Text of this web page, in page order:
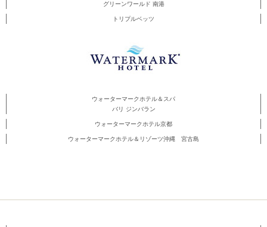
グリーンワールド 南港
トリプルベッツ
ウォーターマークホテル＆スパ
バリ ジンバラン
ウォーターマークホテル京都
ウォーターマークホテル＆リゾーツ沖縄 宮古島